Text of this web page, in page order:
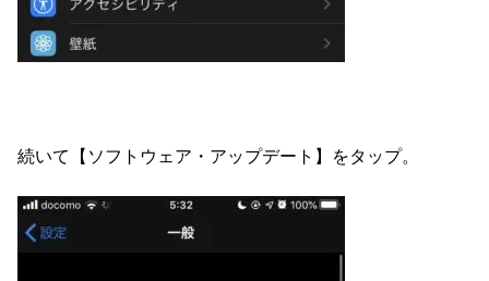
続いて【ソフトウェア・アップデート】をタップ。